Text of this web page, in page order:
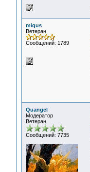
migus
Ветеран
Сообщений: 1789
Quangel
Модератор
Ветеран
Сообщений: 7735